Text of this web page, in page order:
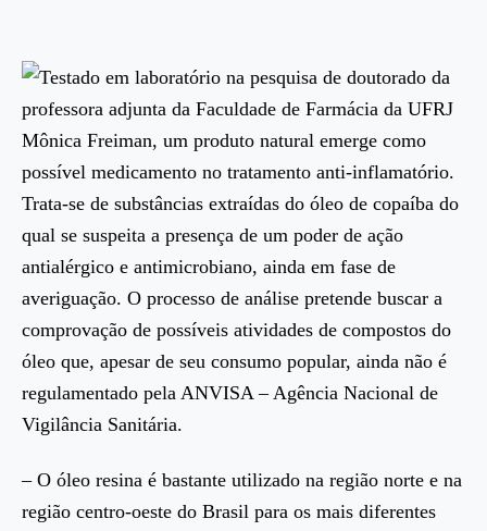
Testado em laboratório na pesquisa de doutorado da
professora adjunta da Faculdade de Farmácia da UFRJ
Mônica Freiman, um produto natural emerge como
possível medicamento no tratamento anti-inflamatório.
Trata-se de substâncias extraídas do óleo de copaíba do
qual se suspeita a presença de um poder de ação
antialérgico e antimicrobiano, ainda em fase de
averiguação. O processo de análise pretende buscar a
comprovação de possíveis atividades de compostos do
óleo que, apesar de seu consumo popular, ainda não é
regulamentado pela ANVISA – Agência Nacional de
Vigilância Sanitária.
– O óleo resina é bastante utilizado na região norte e na
região centro-oeste do Brasil para os mais diferentes